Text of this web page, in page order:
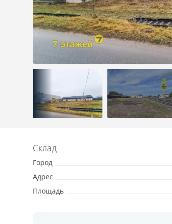
Склад
Город
Адрес
Площадь